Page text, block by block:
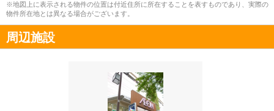
※地図上に表示される物件の位置は付近住所に所在することを表すものであり、実際の
物件所在地とは異なる場合がございます。
周辺施設